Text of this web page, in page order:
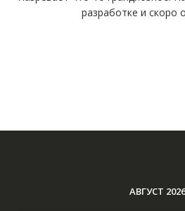
разработке и скоро
АВГУСТ 2026